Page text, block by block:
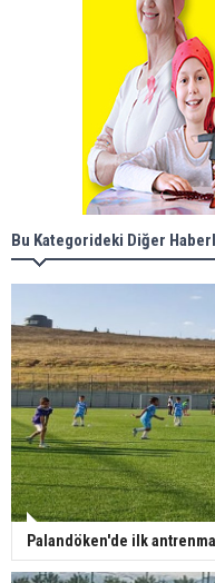
Bu Kategorideki Diğer
Palandöken'de ilk